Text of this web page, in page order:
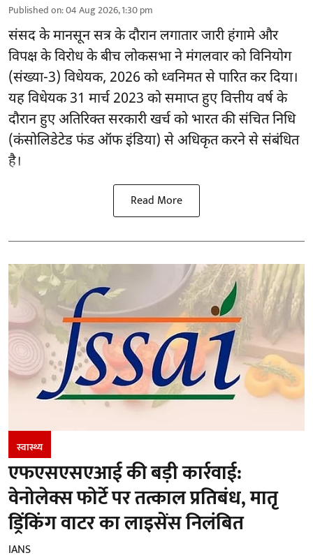
Published on:04 Aug 2026, 1:30 pm
संसद के मानसून सत्र के दौरान लगातार जारी हंगामे और
विपक्ष के विरोध के बीच लोकसभा ने मंगलवार को विनियोग
(संख्या-3) विधेयक, 2026 को ध्वनिमत से पारित कर दिया।
यह विधेयक 31 मार्च 2023 को समाप्त हुए वित्तीय वर्ष के
दौरान हुए अतिरिक्त सरकारी खर्च को भारत की संचित निधि
(कंसोलिडेटेड फंड ऑफ इंडिया) से अधिकृत करने से संबंधित
है।
Read More
स्वास्थ्य
एफएसएसएआई की बड़ी कार्रवाई:
वेनोलेक्स फोर्टे पर तत्काल प्रतिबंध, मातृ
ड्रिंकिंग वाटर का लाइसेंस निलंबित
IANS